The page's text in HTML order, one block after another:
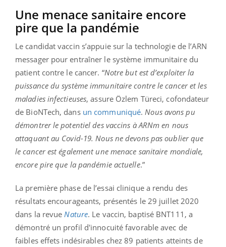
Une menace sanitaire encore
pire que la pandémie
Le candidat vaccin s’appuie sur la technologie de l’ARN
messager pour entraîner le système immunitaire du
patient contre le cancer. “Notre but est d’exploiter la
puissance du système immunitaire contre le cancer et les
maladies infectieuses, assure Özlem Türeci, cofondateur
de BioNTech, dans un communiqué.Nous avons pu
démontrer le potentiel des vaccins à ARNm en nous
attaquant au Covid-19. Nous ne devons pas oublier que
le cancer est également une menace sanitaire mondiale,
encore pire que la pandémie actuelle.”
La première phase de l’essai clinique a rendu des
résultats encourageants, présentés le 29 juillet 2020
dans la revueNature. Le vaccin, baptisé BNT111, a
démontré un profil d'innocuité favorable avec de
faibles effets indésirables chez 89 patients atteints de